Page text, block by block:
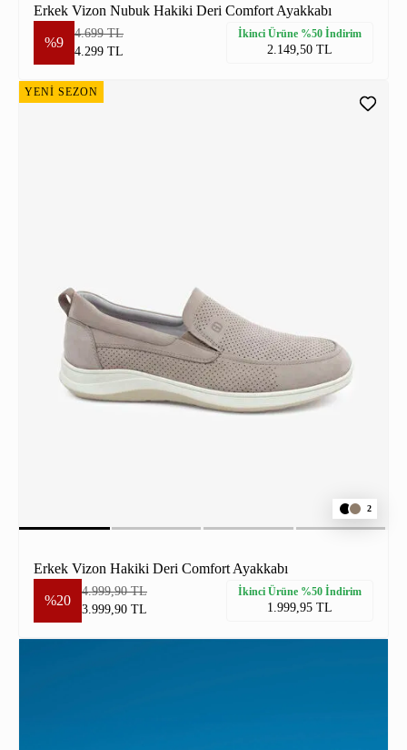
Erkek Vizon Nubuk Hakiki Deri Comfort Ayakkabı
%9
4.699 TL
4.299 TL
İkinci Ürüne %50 İndirim
2.149,50 TL
YENİ SEZON
2
Erkek Vizon Hakiki Deri Comfort Ayakkabı
%20
4.999,90 TL
3.999,90 TL
İkinci Ürüne %50 İndirim
1.999,95 TL